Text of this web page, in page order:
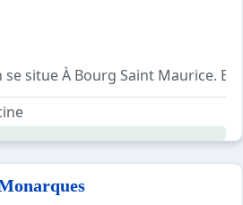
situe À Bourg Saint Maurice.
avec ascenseur, cet
trouverez sur place : un